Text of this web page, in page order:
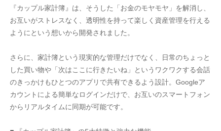
『カップル家計簿』は、そうした「お金のモヤモヤ」を解消し、
お互いがストレスなく、透明性を持って楽しく資産管理を行える
ようにという想いから開発されました。
さらに、家計簿という現実的な管理だけでなく、日常のちょっと
した買い物や「次はここに行きたいね」というワクワクする会話
のきっかけもひとつのアプリで共有できるよう設計。Googleア
カウントによる簡単なログインだけで、お互いのスマートフォン
からリアルタイムに同期が可能です。